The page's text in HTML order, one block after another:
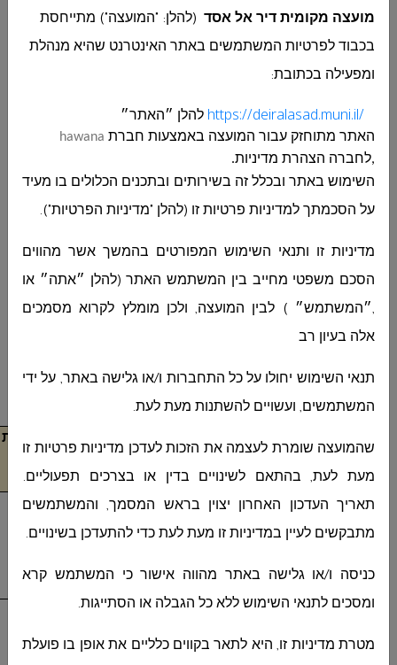
אין המועצה מתחייבת לקבוע את ההצעה הזולה
יותר, או כל הצעה שהיא זוכה, כמו כן המועצה
כל חלק ממנו. ולא תהיה לקבלן הזכות לתבוע או
נא לשלוח את ההצעה חתומה בקובץ
לדוא"ל:
kniot@deiralasad.muni.il
ידנית לתיבת הרכש במועצה עד לתאריך
30/06/2024 ועד לשעה 11:00 בבוקר.
שם מלא: ___________ / מס טלפון:
בכבוד רב
וסים עומר
כמות
1
מזגן מתוצרת:
טורנאדו
MASTER- INV-12 X WIFI EU
תפוקת קירור:
תפוקת חימום:
2
מזגן מתוצרת:
תפוקת קירור:BTU/H 11942
מועצה מקומית דיר אל אסד
(להלן: "המועצה") מתייחסת
בכבוד לפרטיות המשתמשים באתר האינטרנט שהיא מנהלת
ומפעילה בכתובת:
https://deiralasad.muni.il/להלן ״האתר״
האתר מתוחזק עבור המועצה באמצעות חברת hawana
,לחברה הצהרת מדיניות.
השימוש באתר ובכלל זה בשירותים ובתכנים הכלולים בו מעיד
על הסכמתך למדיניות פרטיות זו (להלן "מדיניות הפרטיות").
מדיניות זו ותנאי השימוש המפורטים בהמשך אשר מהווים
הסכם משפטי מחייב בין המשתמש האתר (להלן ״אתה״ או
,״המשתמש״ ) לבין המועצה, ולכן מומלץ לקרוא מסמכים
אלה בעיון רב
תנאי השימוש יחולו על כל התחברות ו/או גלישה באתר, על ידי
המשתמשים, ועשויים להשתנות מעת לעת.
שהמועצה שומרת לעצמה את הזכות לעדכן מדיניות פרטיות זו
מעת לעת, בהתאם לשינויים בדין או בצרכים תפעוליים.
תאריך העדכון האחרון יצוין בראש המסמך, והמשתמשים
מתבקשים לעיין במדיניות זו מעת לעת כדי להתעדכן בשינויים.
כניסה ו/או גלישה באתר מהווה אישור כי המשתמש קרא
ומסכים לתנאי השימוש ללא כל הגבלה או הסתייגות.
מטרת מדיניות זו, היא לתאר בקווים כלליים את אופן בו פועלת